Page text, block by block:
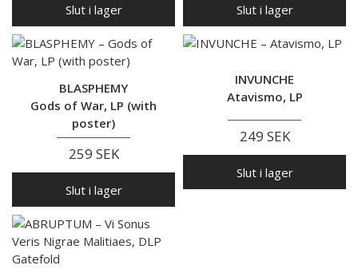
Slut i lager Slut i lager
BLASPHEMY
Gods of War, LP (with
poster)
259 SEK
Slut i lager
INVUNCHE
Atavismo, LP
249 SEK
Slut i lager